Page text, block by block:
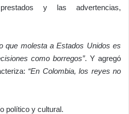
y las advertencias,
que molesta a Estados Unidos es
como borregos”. Y agregó
“En Colombia, los reyes no
político y cultural.